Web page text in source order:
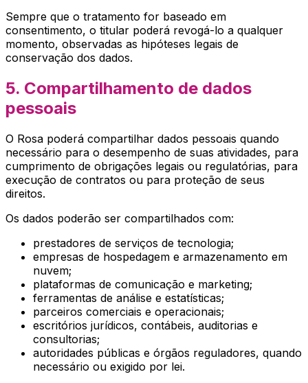
Sempre que o tratamento for baseado em
consentimento, o titular poderá revogá-lo a qualquer
momento, observadas as hipóteses legais de
conservação dos dados.
5. Compartilhamento de dados
pessoais
O Rosa poderá compartilhar dados pessoais quando
necessário para o desempenho de suas atividades, para
cumprimento de obrigações legais ou regulatórias, para
execução de contratos ou para proteção de seus
direitos.
Os dados poderão ser compartilhados com:
prestadores de serviços de tecnologia;
empresas de hospedagem e armazenamento em
nuvem;
plataformas de comunicação e marketing;
ferramentas de análise e estatísticas;
parceiros comerciais e operacionais;
escritórios jurídicos, contábeis, auditorias e
consultorias;
autoridades públicas e órgãos reguladores, quando
necessário ou exigido por lei.